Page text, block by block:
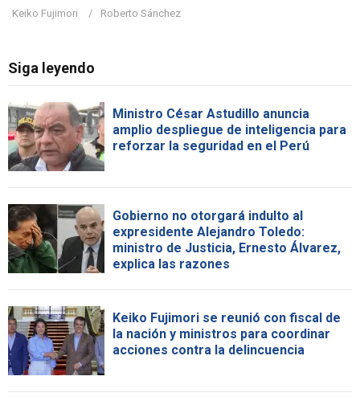
Keiko Fujimori
Roberto Sánchez
Siga leyendo
Ministro César Astudillo anuncia
amplio despliegue de inteligencia para
reforzar la seguridad en el Perú
Gobierno no otorgará indulto al
expresidente Alejandro Toledo:
ministro de Justicia, Ernesto Álvarez,
explica las razones
Keiko Fujimori se reunió con fiscal de
la nación y ministros para coordinar
acciones contra la delincuencia